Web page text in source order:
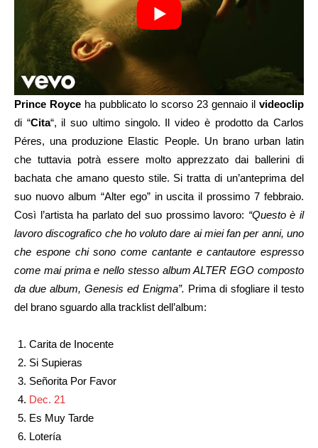
Prince Royce ha pubblicato lo scorso 23 gennaio il videoclip
di “Cita“, il suo ultimo singolo. Il video è prodotto da Carlos
Péres, una produzione Elastic People. Un brano urban latin
che tuttavia potrà essere molto apprezzato dai ballerini di
bachata che amano questo stile. Si tratta di un’anteprima del
suo nuovo album “Alter ego” in uscita il prossimo 7 febbraio.
Così l’artista ha parlato del suo prossimo lavoro: “Questo è il
lavoro discografico che ho voluto dare ai miei fan per anni, uno
che espone chi sono come cantante e cantautore espresso
come mai prima e nello stesso album ALTER EGO composto
da due album, Genesis ed Enigma”. Prima di sfogliare il testo
del brano sguardo alla tracklist dell’album:
Carita de Inocente
Si Supieras
Señorita Por Favor
Dec. 21
Es Muy Tarde
Lotería